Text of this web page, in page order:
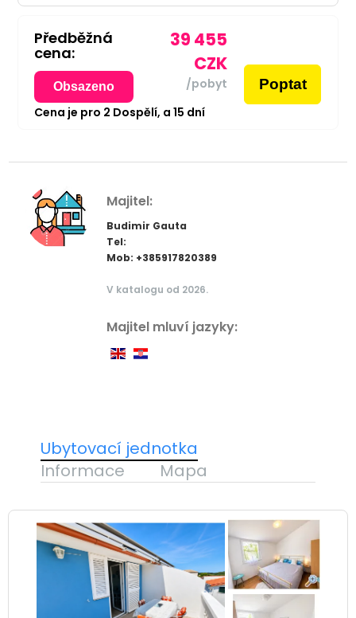
Předběžná
cena:
Obsazeno
39 455
CZK
/pobyt Poptat
Cena je pro 2 Dospělí, a 15 dní
Majitel:
Budimir Gauta
Tel:
Mob: +385917820389
V katalogu od 2026.
Majitel mluví jazyky:
Ubytovací jednotka
Informace
Mapa